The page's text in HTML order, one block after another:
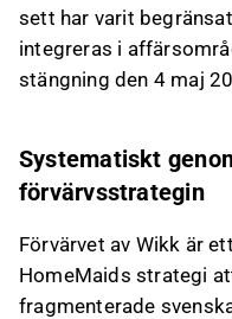
sett har varit
integreras i
stängning den 4 maj
Systematiskt
förvärvsstrategin
Förvärvet av Wikk är
HomeMaids strategi
fragmenterade